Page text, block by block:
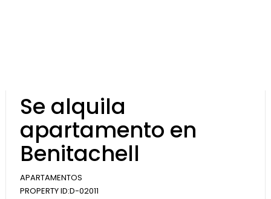
Se alquila
apartamento en
Benitachell
APARTAMENTOS
PROPERTY ID:D-02011